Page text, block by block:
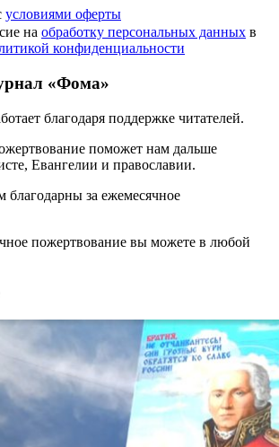
условиями оферты
на обработку персональных данных в
конфиденциальности
«Фома»
благодаря поддержке читателей.
поможет нам дальше
Евангелии и православии.
за ежемесячное
пожертвование вы можете в любой